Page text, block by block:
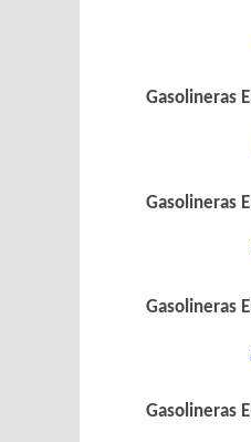
Gasolineras
Gasolineras
Gasolineras
Gasolineras